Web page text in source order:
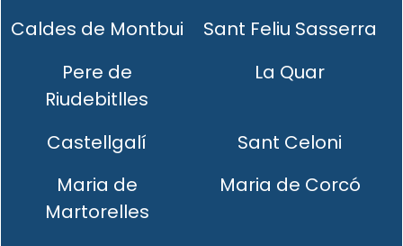
Caldes de Montbui
Sant Feliu Sasserra
Pere de
Riudebitlles
La Quar
Castellgalí
Sant Celoni
Maria de
Martorelles
Maria de Corcó